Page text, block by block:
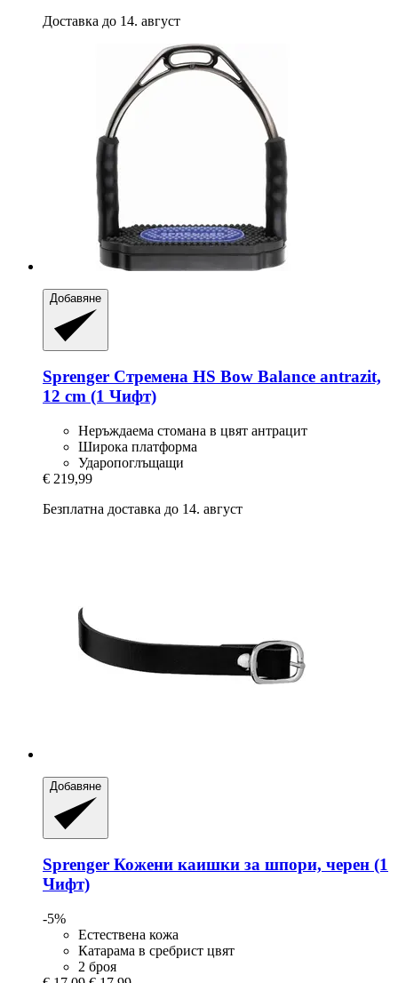
Доставка до 14. август
Добавяне
Sprenger Стремена HS Bow Balance antrazit,
12 cm (1 Чифт)
Неръждаема стомана в цвят антрацит
Широка платформа
Ударопоглъщащи
€ 219,99
Безплатна доставка до 14. август
Добавяне
Sprenger Кожени каишки за шпори, черен (1
Чифт)
-5%
Естествена кожа
Катарама в сребрист цвят
2 броя